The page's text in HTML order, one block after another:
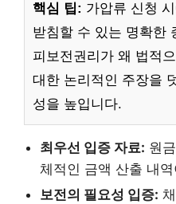
핵심 팁: 가압류 신청
받침할 수 있는 명확한
피보전권리가 왜 법적
대한 논리적인 주장을
성을 높입니다.
최우선 입증 자료: 원
체적인 금액 산출 내
보전의 필요성 입증: